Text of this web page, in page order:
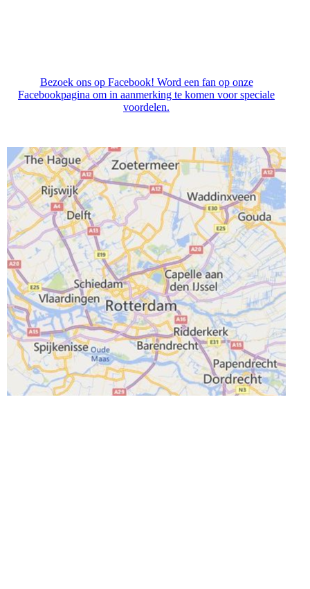
Bezoek ons op Facebook! Word een fan op onze
Facebookpagina om in aanmerking te komen voor speciale
voordelen.